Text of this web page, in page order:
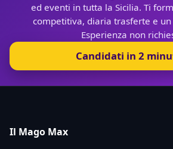
ed eventi in tutta la Sicilia. Ti
competitiva, diaria trasferte e
Esperienza non
Candidati in 2
Il Mago Max